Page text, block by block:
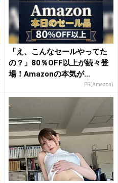
「え、こんなセールやってた
の？」80％OFF以上が続々登
場！Amazonの本気が...
PR(Amazon)